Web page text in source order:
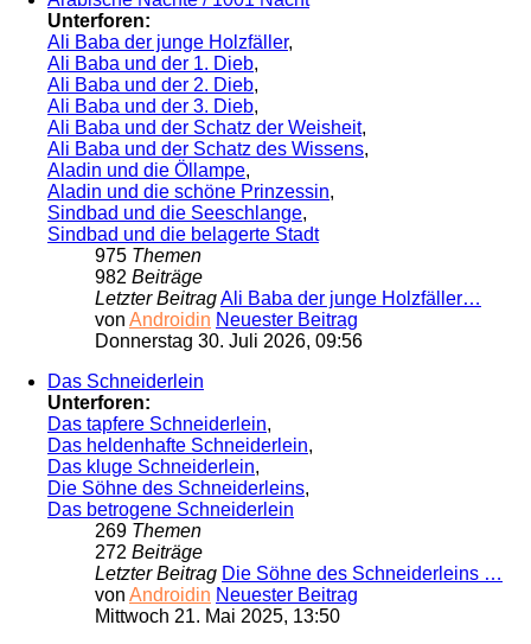
Unterforen:
Ali Baba der junge Holzfäller,
Ali Baba und der 1. Dieb,
Ali Baba und der 2. Dieb,
Ali Baba und der 3. Dieb,
Ali Baba und der Schatz der Weisheit,
Ali Baba und der Schatz des Wissens,
Aladin und die Öllampe,
Aladin und die schöne Prinzessin,
Sindbad und die Seeschlange,
Sindbad und die belagerte Stadt
975 Themen
982 Beiträge
Letzter BeitragAli Baba der junge Holzfäller…
von Androidin Neuester Beitrag
Donnerstag 30. Juli 2026, 09:56
Das Schneiderlein
Unterforen:
Das tapfere Schneiderlein,
Das heldenhafte Schneiderlein,
Das kluge Schneiderlein,
Die Söhne des Schneiderleins,
Das betrogene Schneiderlein
269 Themen
272 Beiträge
Letzter Beitrag Die Söhne des Schneiderleins …
von Androidin Neuester Beitrag
Mittwoch 21. Mai 2025, 13:50